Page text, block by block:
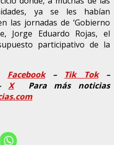
ya se les habían
las jornadas de ‘Gobierno
Jorge Eduardo Rojas, el
participativo de la
Facebook– Tik Tok–
XPara más noticias